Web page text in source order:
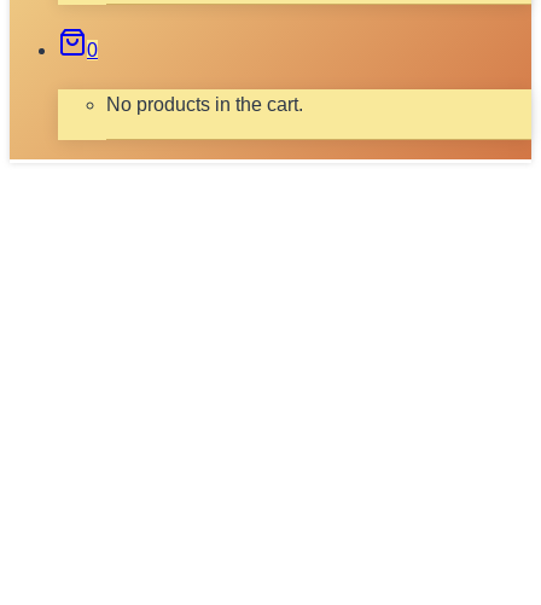
0
No products in the cart.